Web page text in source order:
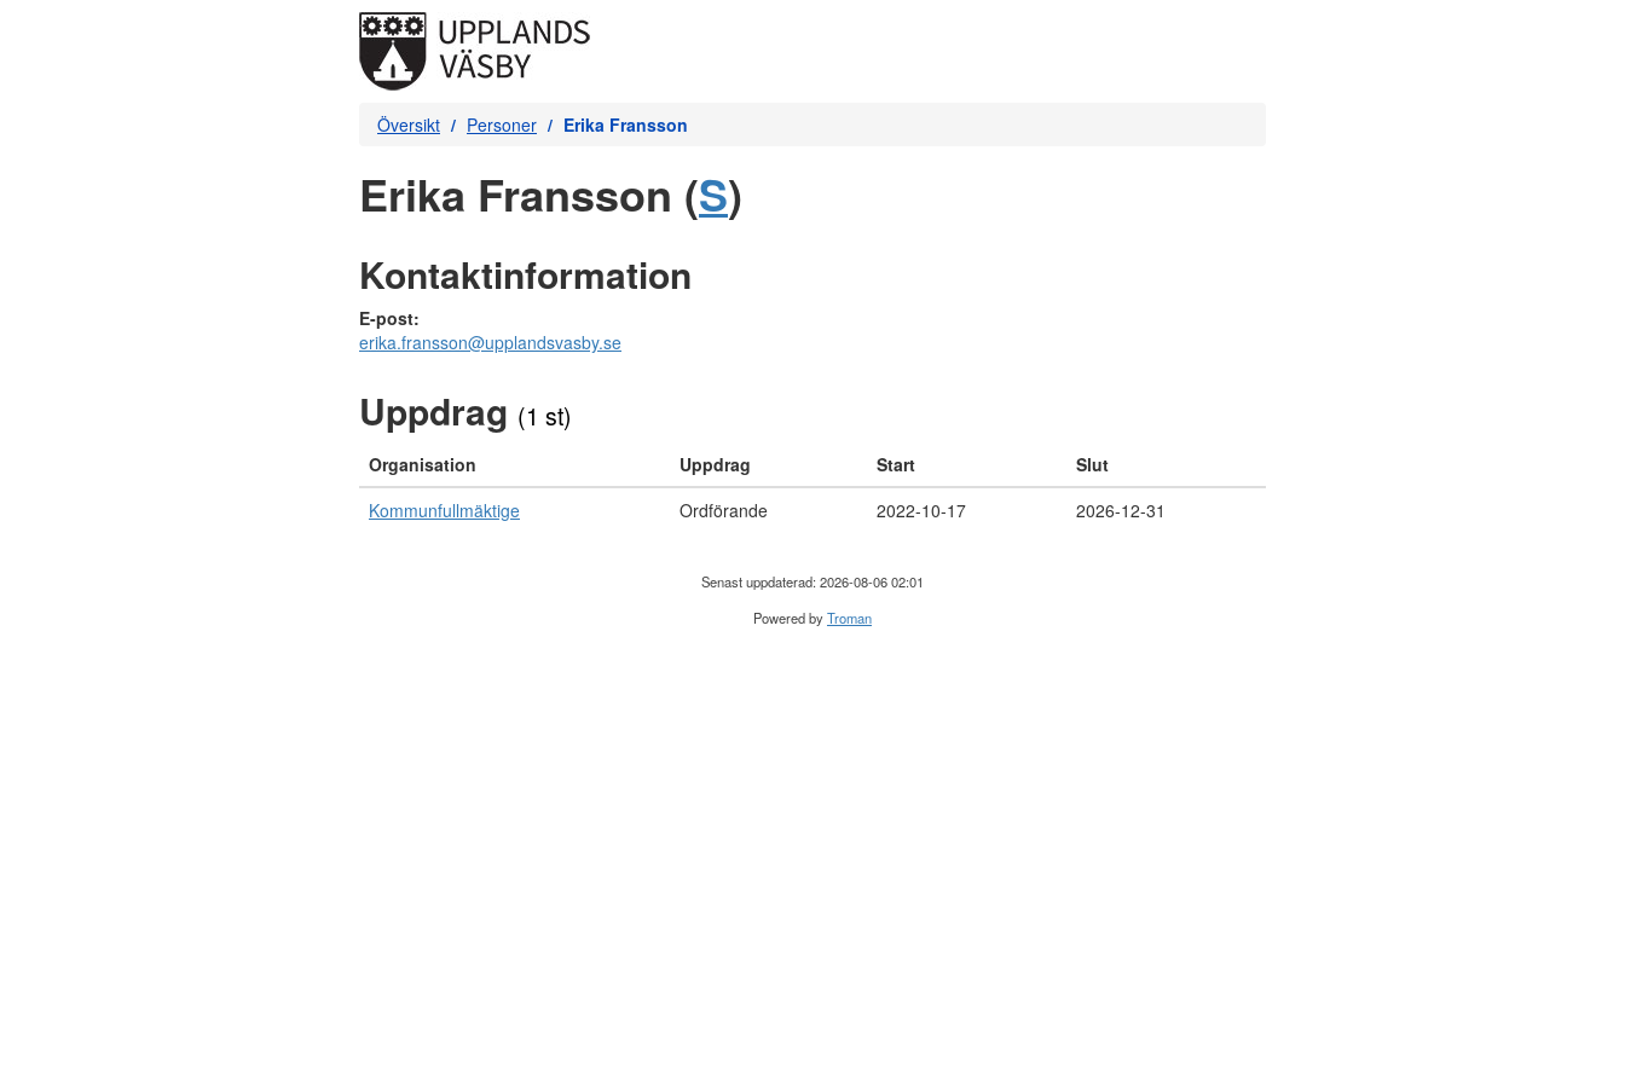
Översikt Personer Erika Fransson
Erika Fransson (S)
Kontaktinformation
E-post:
erika.fransson@upplandsvasby.se
Uppdrag (1 st)
Organisation Uppdrag Start
Slut
Kommunfullmäktige
Ordförande 2022-10-17 2026-12-31
Senast uppdaterad: 2026-08-06 02:01
Powered byTroman